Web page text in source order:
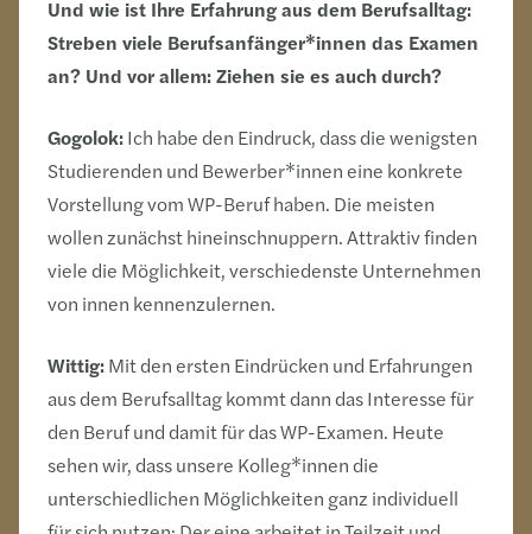
Und wie ist Ihre Erfahrung aus dem Berufsalltag:
Streben viele Berufsanfänger*innen das Examen
an? Und vor allem: Ziehen sie es auch durch?
Gogolok:Ich habe den Eindruck, dass die wenigsten
Studierenden und Bewerber*innen eine konkrete
Vorstellung vom WP-Beruf haben. Die meisten
wollen zunächst hineinschnuppern. Attraktiv finden
viele die Möglichkeit, verschiedenste Unternehmen
von innen kennenzulernen.
Wittig:Mit den ersten Eindrücken und Erfahrungen
aus dem Berufsalltag kommt dann das Interesse für
den Beruf und damit für das WP-Examen. Heute
sehen wir, dass unsere Kolleg*innen die
unterschiedlichen Möglichkeiten ganz individuell